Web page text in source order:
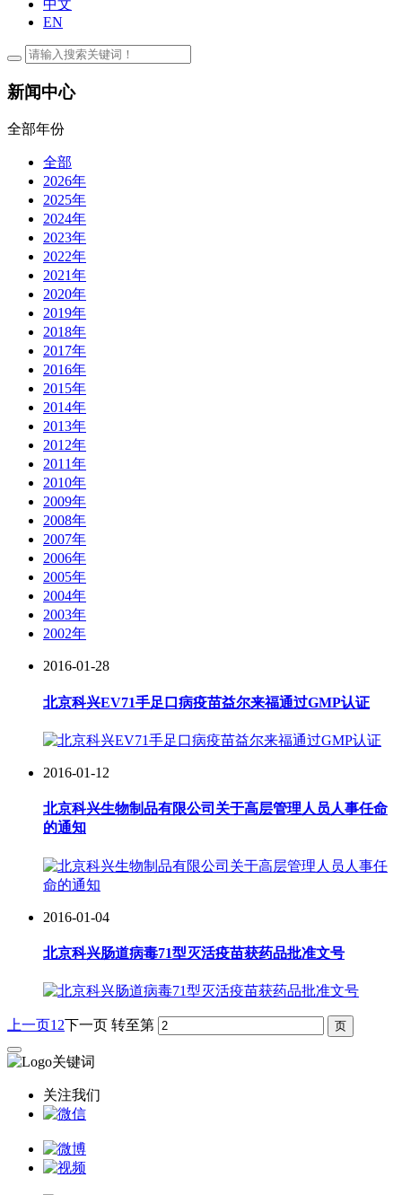
中文
EN
新闻中心
全部年份
全部
2026年
2025年
2024年
2023年
2022年
2021年
2020年
2019年
2018年
2017年
2016年
2015年
2014年
2013年
2012年
2011年
2010年
2009年
2008年
2007年
2006年
2005年
2004年
2003年
2002年
2016-01-28
北京科兴EV71手足口病疫苗益尔来福通过GMP认证
2016-01-12
北京科兴生物制品有限公司关于高层管理人员人事任命
的通知
2016-01-04
北京科兴肠道病毒71型灭活疫苗获药品批准文号
上一页1 2下一页 转至第
关注我们